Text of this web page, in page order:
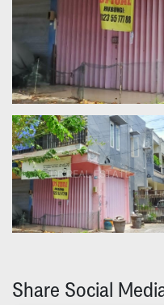
Share Social